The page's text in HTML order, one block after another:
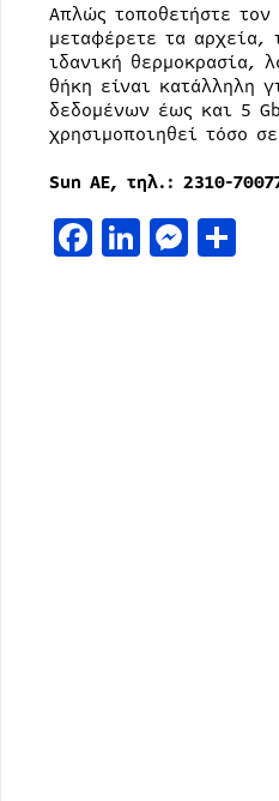
Απλώς τοποθετήστε
μεταφέρετε τα αρχεία,
ιδανική θερμοκρασία,
θήκη είναι κατάλληλη
δεδομένων έως και 5
χρησιμοποιηθεί τόσο
Sun ΑΕ, τηλ.: 2310-
Facebook
LinkedIn